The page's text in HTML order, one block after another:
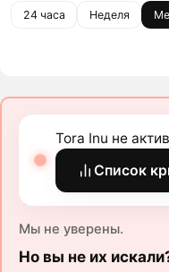
24 часа Неделя
Tora Inu не
Список
Мы не уверены.
Но вы не их